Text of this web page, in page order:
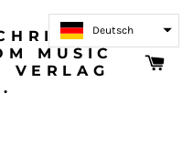
MUSIC
VERLAG
Deutsch